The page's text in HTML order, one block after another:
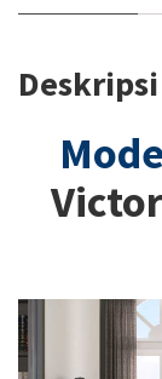
Deskripsi